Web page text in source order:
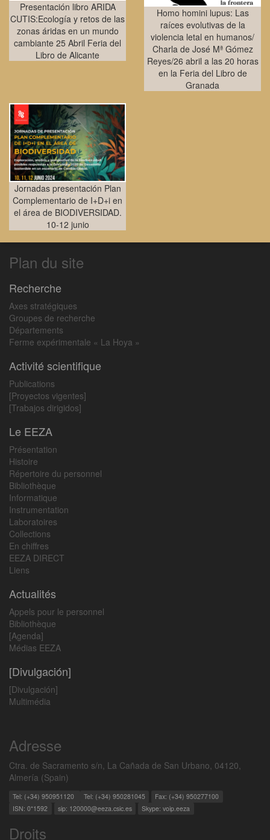
Presentación libro ARIDA
CUTIS:Ecología y retos de las
zonas áridas en un mundo
cambiante 25 Abril Feria del
Libro de Alicante
Homo homini lupus: Las
raíces evolutivas de la
violencia letal en humanos/
Charla de José Mª Gómez
Reyes/26 abril a las 20 horas
en la Feria del Libro de
Granada
Jornadas presentación Plan
Complementario de I+D+i en
el área de BIODIVERSIDAD.
10-12 junio
Plan du site
Recherche
Axes stratégiques
Groupes de recherche
Départements
Ferme expérimentale « La Hoya »
Activité scientifique
Publications
[Proyectos vigentes]
[Trabajos dirigidos]
Le EEZA
Présentation
Histoire
Répertoire du personnel
Bibliothèque
Informatique
Instrumentation
Laboratoires
Collections
En chiffres
EEZA DIRECT
Liens
Actualités
Appels pour le personnel
Bibliothèque
[Agenda]
Médias EEZA
[Divulgación]
[Divulgación]
Multimédia
Adresse
Ctra. de Sacramento s/n, La Cañada de San Urbano, 04120,
Almería (Spain)
Tel: (+34) 950951120 Tel: (+34) 950281045
Fax: (+34) 950277100
ISN: 0*1592
sip: 120000@eeza.csic.es Skype: voip.eeza
Droits